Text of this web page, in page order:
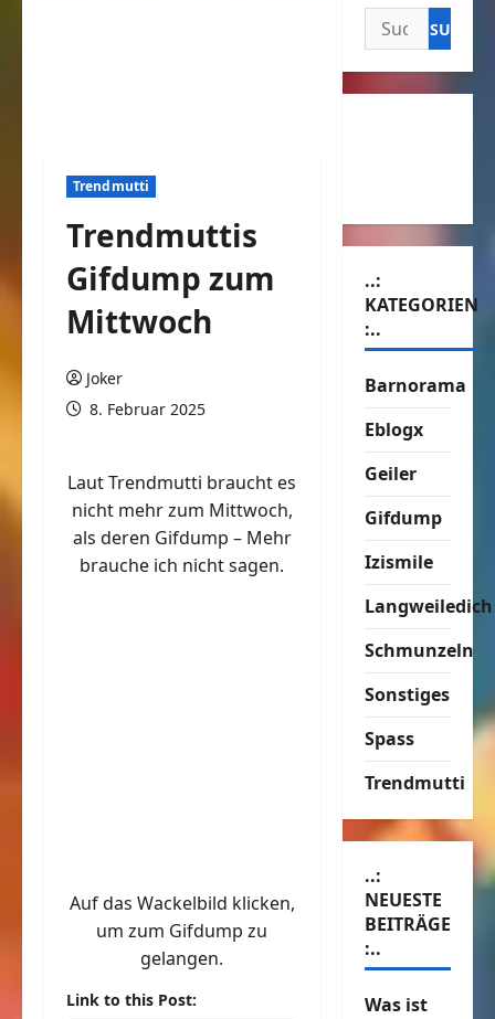
Trendmutti
Trendmuttis
Gifdump zum
Mittwoch
Joker
8. Februar 2025
Laut Trendmutti braucht es
nicht mehr zum Mittwoch,
als deren Gifdump – Mehr
brauche ich nicht sagen.
Auf das Wackelbild klicken,
um zum Gifdump zu
gelangen.
Link to this Post:
Suchen
nach:
..:
KATEGORIEN
:..
Barnorama
Eblogx
Geiler
Gifdump
Izismile
Langweiledich
Schmunzeln
Sonstiges
Spass
Trendmutti
..:
NEUESTE
BEITRÄGE
:..
Was ist